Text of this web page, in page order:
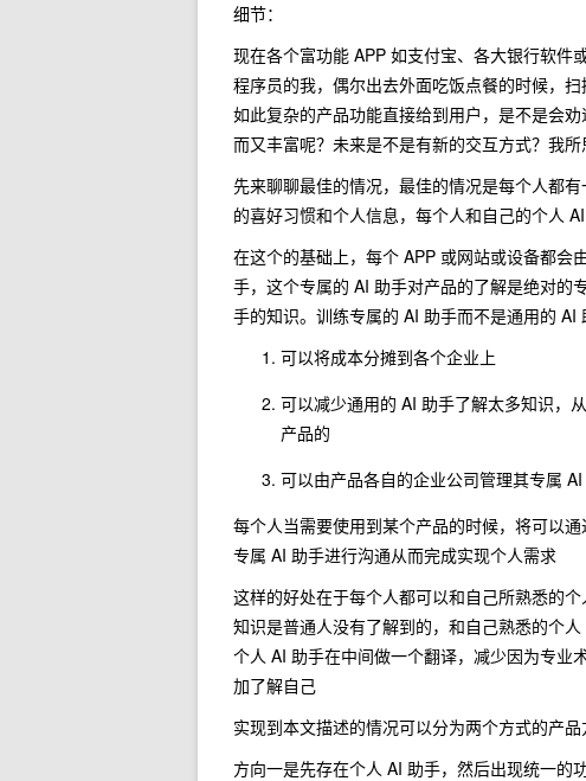
细节：
现在各个富功能 APP 如支付宝、各大银行软件
程序员的我，偶尔出去外面吃饭点餐的时候，
如此复杂的产品功能直接给到用户，是不是会
而又丰富呢？未来是不是有新的交互方式？我
先来聊聊最佳的情况，最佳的情况是每个人都
的喜好习惯和个人信息，每个人和自己的个人
在这个的基础上，每个 APP 或网站或设备都会
手，这个专属的 AI 助手对产品的了解是绝对的
手的知识。训练专属的 AI 助手而不是通用的 AI
可以将成本分摊到各个企业上
可以减少通用的 AI 助手了解太多知识，
产品的
可以由产品各自的企业公司管理其专属
每个人当需要使用到某个产品的时候，将可以
专属 AI 助手进行沟通从而完成实现个人需求
这样的好处在于每个人都可以和自己所熟悉的
知识是普通人没有了解到的，和自己熟悉的个
个人 AI 助手在中间做一个翻译，减少因为专业
加了解自己
实现到本文描述的情况可以分为两个方式的产品
方向一是先存在个人 AI 助手，然后出现统一的